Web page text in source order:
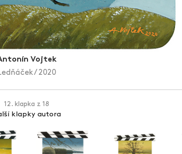
Vojtek
/ 2020
12. klapka z 18
klapky autora